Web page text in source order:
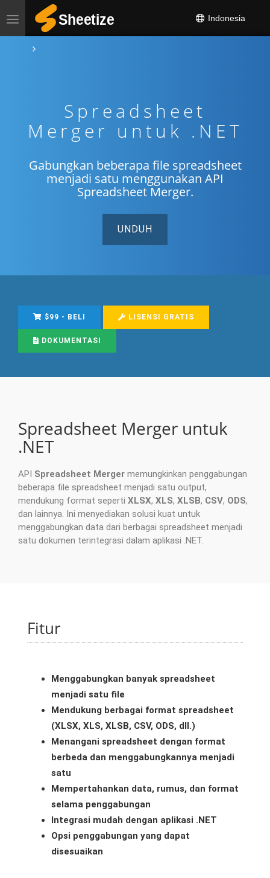
Indonesia
Spreadsheet
Merger untuk .NET
Gabungkan beberapa file spreadsheet
menjadi satu menggunakan API
Spreadsheet Merger.
UNDUH
$99 - BELI LISENSI GRATIS
DOKUMENTASI
Spreadsheet Merger untuk
.NET
API Spreadsheet Merger memungkinkan penggabungan
beberapa file spreadsheet menjadi satu output,
mendukung format seperti XLSX, XLS, XLSB, CSV, ODS,
dan lainnya. Ini menyediakan solusi kuat untuk
menggabungkan data dari berbagai spreadsheet menjadi
satu dokumen terintegrasi dalam aplikasi .NET.
Fitur
Menggabungkan banyak spreadsheet
menjadi satu file
Mendukung berbagai format spreadsheet
(XLSX, XLS, XLSB, CSV, ODS, dll.)
Menangani spreadsheet dengan format
berbeda dan menggabungkannya menjadi
satu
Mempertahankan data, rumus, dan format
selama penggabungan
Integrasi mudah dengan aplikasi .NET
Opsi penggabungan yang dapat
disesuaikan